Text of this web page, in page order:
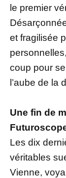
le premier
et fragilisée
coup pour
l’aube de la
Une fin de
Les dix
véritables
Vienne,